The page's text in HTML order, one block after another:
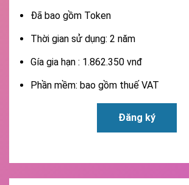
Đã bao gồm Token
Thời gian sử dụng: 2 năm
Gía gia hạn : 1.862.350 vnđ
Phần mềm: bao gồm thuế VAT
Đăng ký